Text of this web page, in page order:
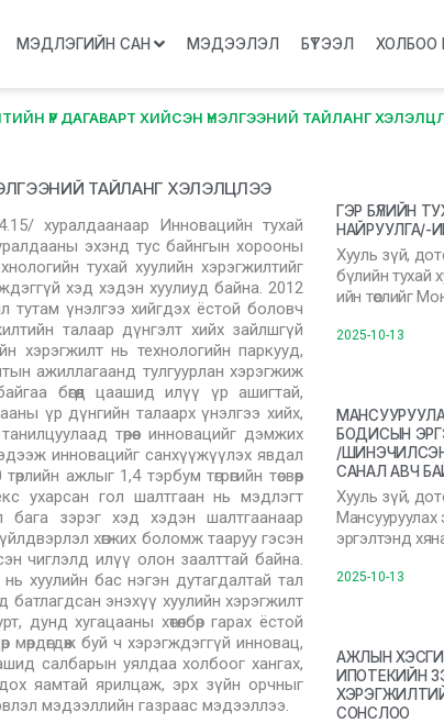
МЭДЛЭГИЙН САН МЭДЭЭЛЭЛ БҮТЭЭЛ ХОЛБОО
ҮР ДАГАВАРТ ХИЙСЭН ҮНЭЛГЭЭНИЙ ТАЙЛАНГ
ТАЙЛАНГ ХЭЛЭЛЦЛЭЭ
хуралдаанаар Инновацийн тухай
эхэнд тус байнгын хорооны
тухай хуулийн хэрэгжилтийг
хэд хэдэн хуулиуд байна. 2012
тутам үнэлгээ хийгдэх ёстой боловч
талаар дүнгэлт хийх зайлшгүй
хэрэгжилт нь технологийн паркууд,
ажиллагаанд тулгуурлан хэрэгжиж
бөгөөд цаашид илүү үр ашигтай,
үр дүнгийн талаарх үнэлгээ хийх,
төрөөс инновацийг дэмжих
инновацийг санхүүжүүлэх явдал
ажлыг 1,4 тэрбум төгрөгийн төсвөөр
ухарсан гол шалтгаан нь мэдлэгт
бага зэрэг хэд хэдэн шалтгаанаар
хөгжих боломж тааруу гэсэн
чиглэлд илүү олон заалттай байна.
хуулийн бас нэгэн дутагдалтай тал
энэхүү хуулийн хэрэгжилт
дунд хугацааны хөтөлбөр гарах ёстой
буй ч хэрэгждэггүй инновац,
салбарын уялдаа холбоог хангах,
яамтай ярилцаж, эрх зүйн орчныг
мэдээллийн газраас мэдээллээ.
ГЭР БҮЛИЙН
НАЙРУУЛГА/-
Хууль зүй,
бүлийн тухай
ийн төслийг
2025-10-13
БОДИСЫН
/
САНАЛ АВЧ
Хууль зүй,
Мансууруулах
эргэлтэнд
2025-10-13
АЖЛЫН
ИПОТЕКИЙН
СОНСЛОО